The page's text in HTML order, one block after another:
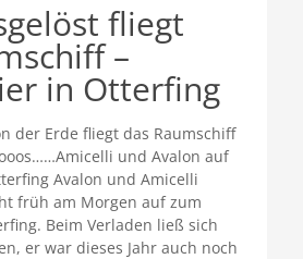
fliegt
–
in Otterfing
der Erde fliegt das Raumschiff
und Avalon auf
Avalon und Amicelli
früh am Morgen auf zum
Beim Verladen ließ sich
er war dieses Jahr auch noch